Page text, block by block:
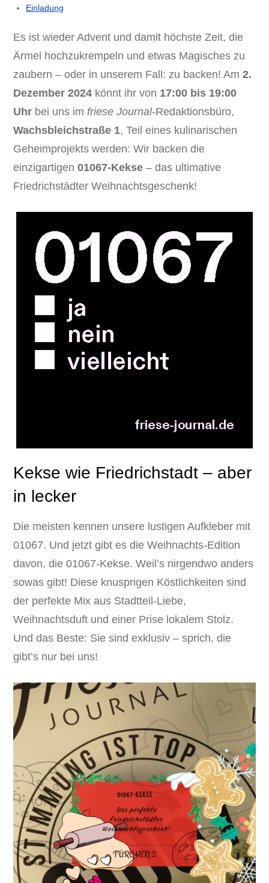
Einladung
Es ist wieder Advent und damit höchste Zeit, die
Ärmel hochzukrempeln und etwas Magisches zu
zaubern – oder in unserem Fall: zu backen! Am2.
Dezember 2024 könnt ihr von 17:00 bis 19:00
Uhr bei uns im friese Journal-Redaktionsbüro,
Wachsbleichstraße 1, Teil eines kulinarischen
Geheimprojekts werden: Wir backen die
einzigartigen01067-Kekse – das ultimative
Friedrichstädter Weihnachtsgeschenk!
Kekse wie Friedrichstadt – aber
in lecker
Die meisten kennen unsere lustigen Aufkleber mit
01067. Und jetzt gibt es die Weihnachts-Edition
davon, die 01067-Kekse. Weil’s nirgendwo anders
sowas gibt! Diese knusprigen Köstlichkeiten sind
der perfekte Mix aus Stadtteil-Liebe,
Weihnachtsduft und einer Prise lokalem Stolz.
Und das Beste: Sie sind exklusiv – sprich, die
gibt’s nur bei uns!